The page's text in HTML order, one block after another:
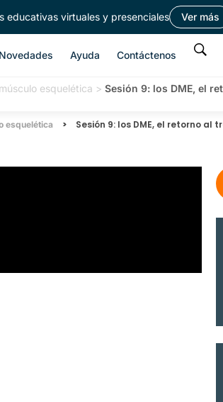
educativas virtuales y presenciales Ver más
Novedades Ayuda Contáctenos
esquelética > Sesión 9: los DME, el
esquelética >
Sesión 9: los DME, el retorno